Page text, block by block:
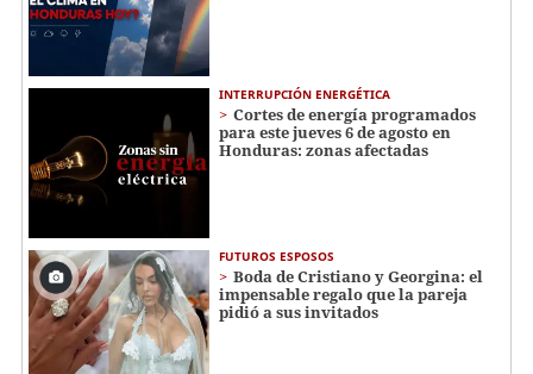
INTERRUPCIÓN ENERGÉTICA
Cortes de energía programados
para este jueves 6 de agosto en
Honduras: zonas afectadas
FUTUROS ESPOSOS
Boda de Cristiano y Georgina: el
impensable regalo que la pareja
pidió a sus invitados